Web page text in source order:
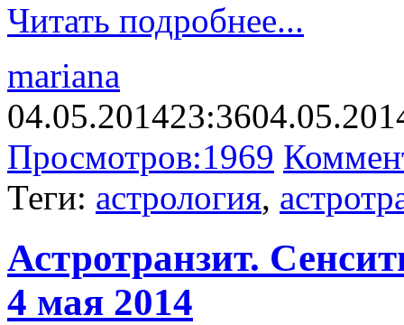
Читать подробнее...
mariana
04.05.201423:36
Просмотров:1969
Теги: астрология,
Астротранзит.
4 мая 2014